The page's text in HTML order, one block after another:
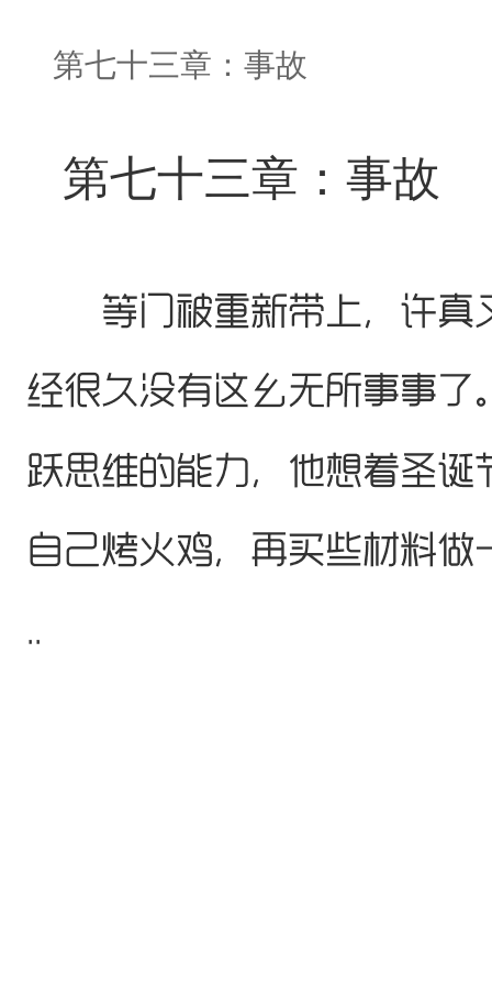
第七十三章：事故
第七十三章：事故